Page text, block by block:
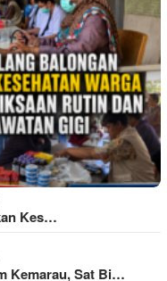
Kes…
Kemarau, Sat Bi…